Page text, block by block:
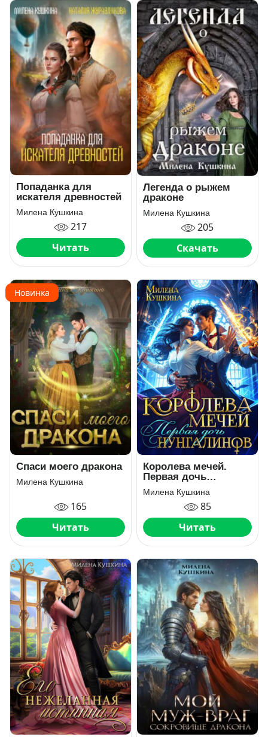
Попаданка для
искателя древностей
Милена Кушкина
217
Читать
Легенда о рыжем
драконе
Милена Кушкина
205
Скачать
Новинка
Спаси моего дракона
Милена Кушкина
165
Читать
Королева мечей.
Первая дочь
нунгалинов
Милена Кушкина
85
Читать